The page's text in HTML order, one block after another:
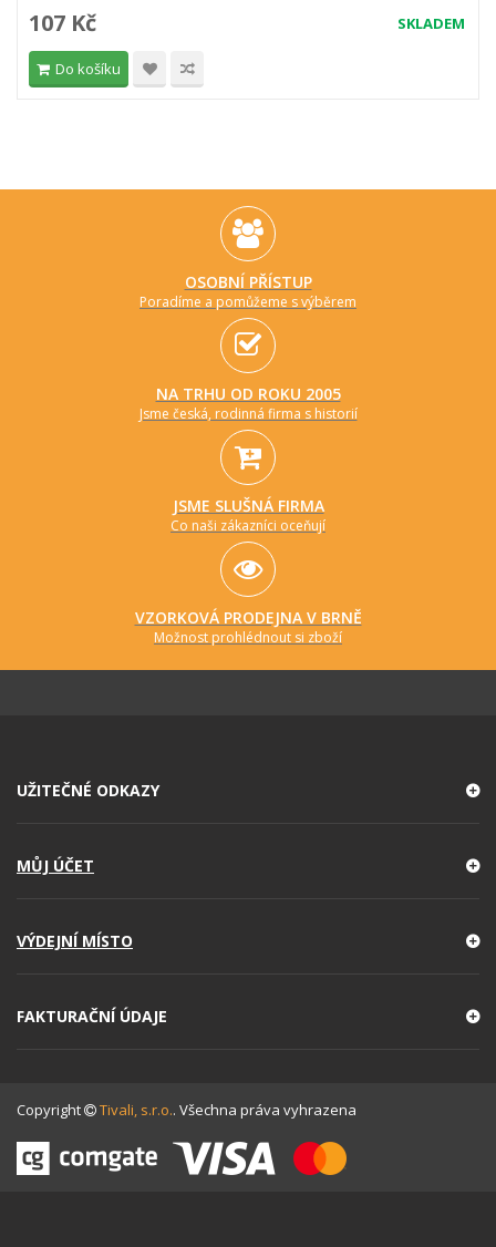
SKLADEM
107 Kč
Do košíku
OSOBNÍ PŘÍSTUP
Poradíme a pomůžeme s výběrem
NA TRHU OD ROKU 2005
Jsme česká, rodinná firma s historií
JSME SLUŠNÁ FIRMA
Co naši zákazníci oceňují
VZORKOVÁ PRODEJNA V BRNĚ
Možnost prohlédnout si zboží
UŽITEČNÉ ODKAZY
MŮJ ÚČET
VÝDEJNÍ MÍSTO
FAKTURAČNÍ ÚDAJE
Copyright Tivali, s.r.o.. Všechna práva vyhrazena